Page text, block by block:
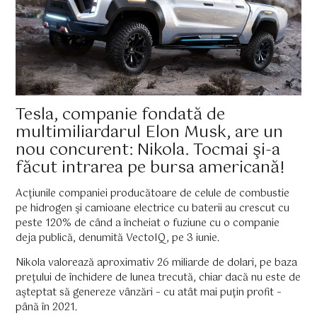
Tesla, companie fondată de
multimiliardarul Elon Musk, are un
nou concurent: Nikola. Tocmai şi-a
făcut intrarea pe bursa americană!
Acţiunile companiei producătoare de celule de combustie
pe hidrogen şi camioane electrice cu baterii au crescut cu
peste 120% de când a încheiat o fuziune cu o companie
deja publică, denumită VectoIQ, pe 3 iunie.
Nikola valorează aproximativ 26 miliarde de dolari, pe baza
preţului de închidere de lunea trecută, chiar dacă nu este de
aşteptat să genereze vânzări – cu atât mai puţin profit –
până în 2021.